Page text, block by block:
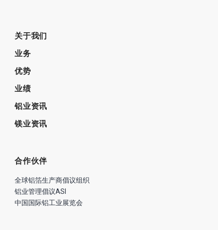
关于我们
业务
优势
业绩
铝业资讯
镁业资讯
合作伙伴
全球铝箔生产商倡议组织
铝业管理倡议ASI
中国国际铝工业展览会